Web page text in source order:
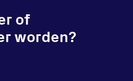
of
worden?